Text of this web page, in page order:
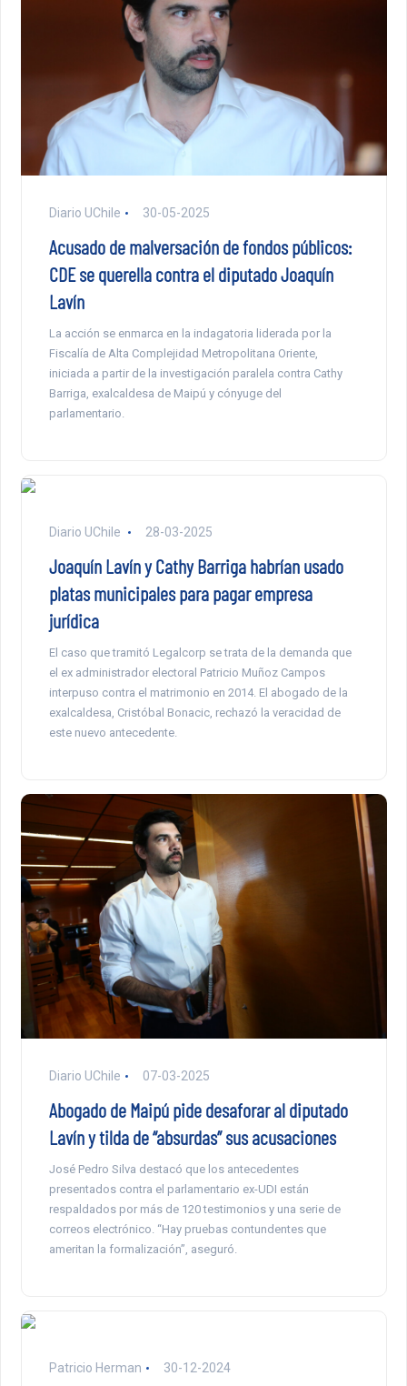
Diario UChile 30-05-2025
Acusado de malversación de fondos públicos:
CDE se querella contra el diputado Joaquín
Lavín
La acción se enmarca en la indagatoria liderada por la
Fiscalía de Alta Complejidad Metropolitana Oriente,
iniciada a partir de la investigación paralela contra Cathy
Barriga, exalcaldesa de Maipú y cónyuge del
parlamentario.
Diario UChile 28-03-2025
Joaquín Lavín y Cathy Barriga habrían usado
platas municipales para pagar empresa
jurídica
El caso que tramitó Legalcorp se trata de la demanda que
el ex administrador electoral Patricio Muñoz Campos
interpuso contra el matrimonio en 2014. El abogado de la
exalcaldesa, Cristóbal Bonacic, rechazó la veracidad de
este nuevo antecedente.
Diario UChile 07-03-2025
Abogado de Maipú pide desaforar al diputado
Lavín y tilda de “absurdas” sus acusaciones
José Pedro Silva destacó que los antecedentes
presentados contra el parlamentario ex-UDI están
respaldados por más de 120 testimonios y una serie de
correos electrónico. “Hay pruebas contundentes que
ameritan la formalización”, aseguró.
Patricio Herman 30-12-2024